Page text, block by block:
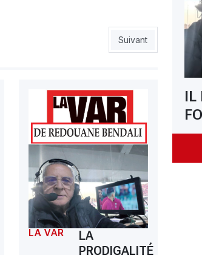
IL
Article suivant :
Suivant
LA VAR
LA
PRODIGALITÉ